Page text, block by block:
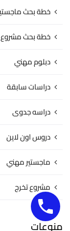
خطة بحث
خطة بحث مشروع
دبلوم مهني
دراسات سابقة
دراسه جدوى
دروس اون لاين
ماجستير مهني
مشروع تخرج
منوعات